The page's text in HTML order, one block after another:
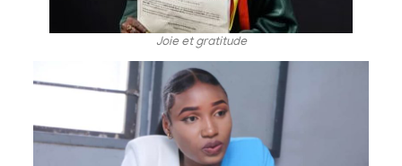
Joie et gratitude